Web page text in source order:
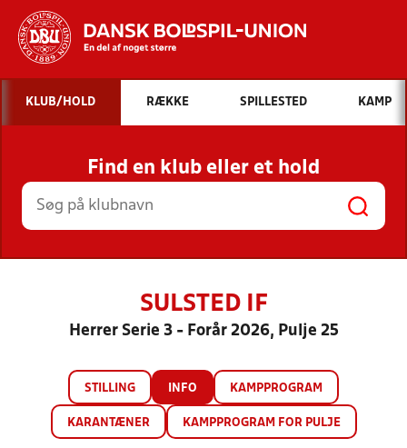
Hvad vil du søge efter?
INDHOLD OG NYHEDER
STILLINGER, RESULTATER, KLUBBER OG
HOLD
KLUB/HOLD RÆKKE SPILLESTED KAMP
Find en klub eller et hold
SULSTED IF
Herrer Serie 3 - Forår 2026, Pulje 25
STILLING INFO KAMPPROGRAM
KARANTÆNER KAMPPROGRAM FOR PULJE